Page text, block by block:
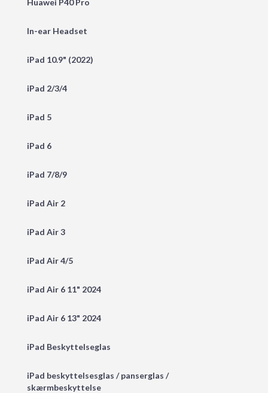
Huawei P40 Pro
In-ear Headset
iPad 10.9" (2022)
iPad 2/3/4
iPad 5
iPad 6
iPad 7/8/9
iPad Air 2
iPad Air 3
iPad Air 4/5
iPad Air 6 11" 2024
iPad Air 6 13" 2024
iPad Beskyttelseglas
iPad beskyttelsesglas / panserglas /
skærmbeskyttelse